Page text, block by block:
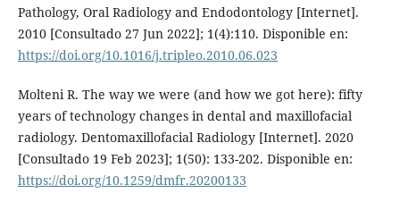
Pathology, Oral Radiology and Endodontology [Internet].
2010 [Consultado 27 Jun 2022]; 1(4):110. Disponible en:
https://doi.org/10.1016/j.tripleo.2010.06.023
Molteni R. The way we were (and how we got here): fifty
years of technology changes in dental and maxillofacial
radiology. Dentomaxillofacial Radiology [Internet]. 2020
[Consultado 19 Feb 2023]; 1(50): 133-202. Disponible en:
https://doi.org/10.1259/dmfr.20200133